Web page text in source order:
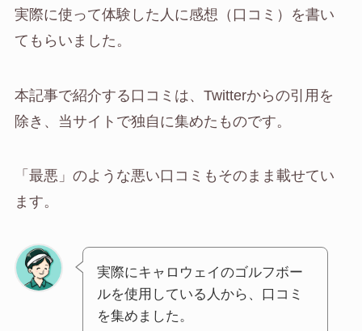
実際に使って体験した人に感想（口コミ）を書い
てもらいました。
本記事で紹介する口コミは、Twitterからの引用を
除き、当サイトで独自に集めたものです。
「最悪」のような悪い口コミもそのまま載せてい
ます。
実際にキャロウェイのゴルフボー
ルを使用している人から、口コミ
を集めました。